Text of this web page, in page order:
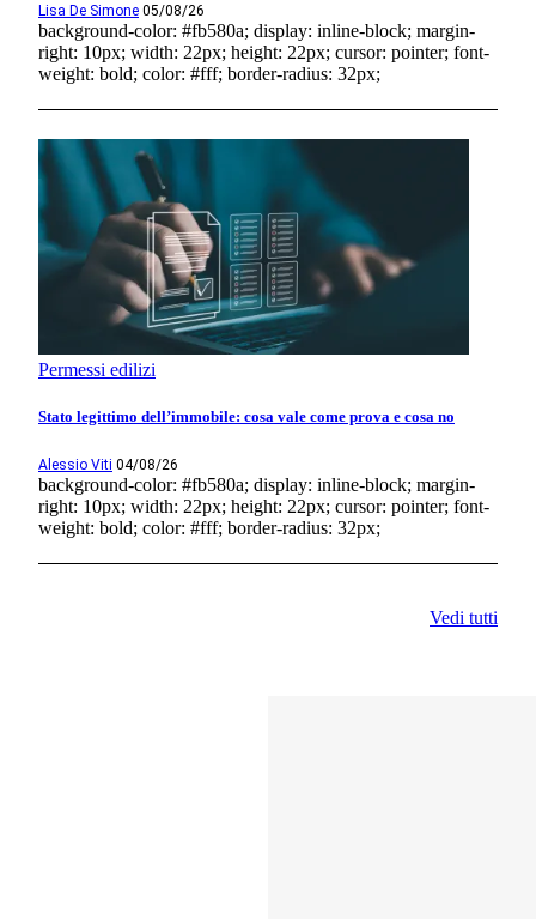
Lisa De Simone 05/08/26
background-color: #fb580a; display: inline-block; margin-
right: 10px; width: 22px; height: 22px; cursor: pointer; font-
weight: bold; color: #fff; border-radius: 32px;
Permessi edilizi
Stato legittimo dell’immobile: cosa vale come prova e cosa no
Alessio Viti 04/08/26
background-color: #fb580a; display: inline-block; margin-
right: 10px; width: 22px; height: 22px; cursor: pointer; font-
weight: bold; color: #fff; border-radius: 32px;
Vedi tutti